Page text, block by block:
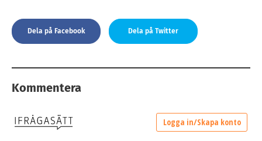
Dela på Facebook Dela på Twitter
Kommentera